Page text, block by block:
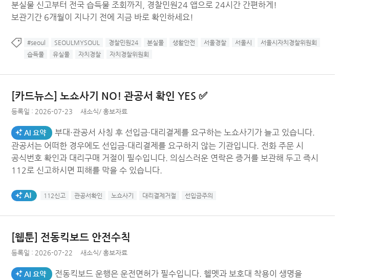
분실물 신고부터 전국 습득물 조회까지, 경찰민원24 앱으로 24시간 간편하게!
보관기간 6개월이 지나기 전에 지금 바로 확인하세요!
#seoul SEOULMYSOUL 경찰민원24 분실물 생활안전 서울경찰 서울시
서울시자치경찰위원회
습득물
유실물 자치경찰 자치경찰위원회
[카드뉴스] 노쇼사기 NO! 관공서 확인 YES ✅
등록일 : 2026-07-23 새소식/ 홍보자료
AI 요약
부대·관공서 사칭 후 선입금·대리결제를 요구하는 노쇼사기가 늘고 있습니다.
관공서는 어떠한 경우에도 선입금·대리결제를 요구하지 않는 기관입니다. 전화 주문 시
공식번호 확인과 대리구매 거절이 필수입니다. 의심스러운 연락은 증거를 보관해 두고 즉시
112로 신고하시면 피해를 막을 수 있습니다.
AI생성태그 112신고 관공서확인 노쇼사기 대리결제거절 선입금주의
[웹툰] 전동킥보드 안전수칙
등록일 : 2026-07-22 새소식/ 홍보자료
AI 요약
전동킥보드 운행은 운전면허가 필수입니다. 헬멧과 보호대 착용이 생명을